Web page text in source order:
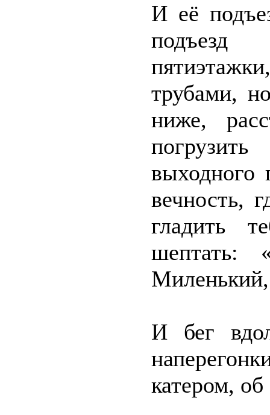
И её
подъезд
трубами,
ниже,
выходного
вечность,
гладить
шептать:
И бег
катером,